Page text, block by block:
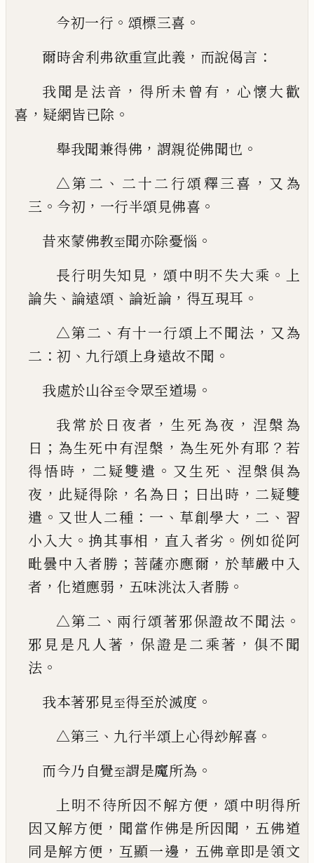
今初一行 。 頌標三喜 。
爾時舍利弗欲重宣此義 ， 而說偈言 ：
我聞是法音 ， 得所未曾有 ， 心懷大歡
喜 ， 疑網皆已除 。
舉我聞兼得佛 ， 謂親從佛聞也 。
△第二 、 二十二行頌釋三喜 ， 又為
三 。 今初 ， 一行半頌見佛喜 。
昔來蒙佛教至聞亦除憂惱 。
長行明失知見 ， 頌中明不失大乘 。
上
論失 、 論遠頌 、 論近論 ， 得互現耳 。
△第二 、 有十一行頌上不聞法 ， 又為
二 ： 初 、 九行頌上身遠故不聞 。
我處於山谷至令眾至道場 。
我常於日夜者 ， 生死為夜 ， 涅槃為
日 ； 為生死中有涅槃 ， 為生死外有耶 ？ 若
得悟時 ， 二疑雙遣 。 又生死 、 涅槃俱為
夜 ， 此疑得除 ，名為日 ； 日出時 ， 二疑雙
遣 。 又世人二種 ： 一 、 草創學大 ， 二 、 習
小入大 。 捔其事相 ， 直入者劣 。 例如從阿
毗曇中入者勝 ； 菩薩亦應爾 ， 於華嚴中入
者 ， 化道應弱 ， 五味洮汰入者勝 。
△第二 、兩行頌著邪保證故不聞法 。
邪見是凡人著 ， 保證是二乘著 ， 俱不聞
法 。
我本著邪見至得至於滅度 。
△第三 、 九行半頌上心得玅解喜 。
而今乃自覺至謂是魔所為 。
上明不待所因不解方便 ，頌中明得所
因又解方便 ， 聞當作佛是所因聞 ， 五佛道
同是解方便 ， 互顯一邊 ， 五佛章即是領文